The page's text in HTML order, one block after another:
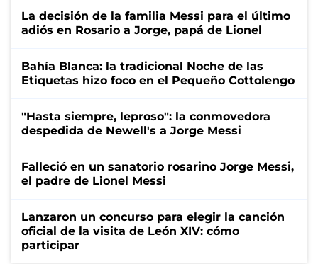
La decisión de la familia Messi para el último
adiós en Rosario a Jorge, papá de Lionel
Bahía Blanca: la tradicional Noche de las
Etiquetas hizo foco en el Pequeño Cottolengo
"Hasta siempre, leproso": la conmovedora
despedida de Newell's a Jorge Messi
Falleció en un sanatorio rosarino Jorge Messi,
el padre de Lionel Messi
Lanzaron un concurso para elegir la canción
oficial de la visita de León XIV: cómo
participar